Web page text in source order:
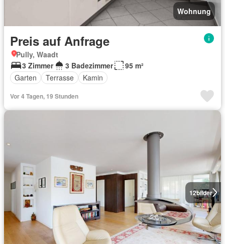
Wohnung
Preis auf Anfrage
Pully, Waadt
3 Zimmer
3 Badezimmer
95 m²
Garten
Terrasse Kamin
Vor 4 Tagen, 19 Stunden
12bilder